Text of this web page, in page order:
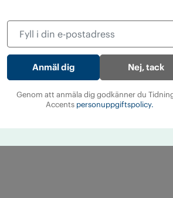
Nej, tack
Genom att anmäla dig godkänner du
Accents personuppgiftspolicy.